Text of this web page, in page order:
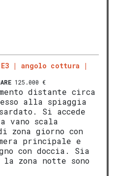
angolo cottura
125.000 €
distante circa
alla spiaggia
Si accede
vano scala
zona giorno con
principale e
con doccia. Sia
zona notte sono